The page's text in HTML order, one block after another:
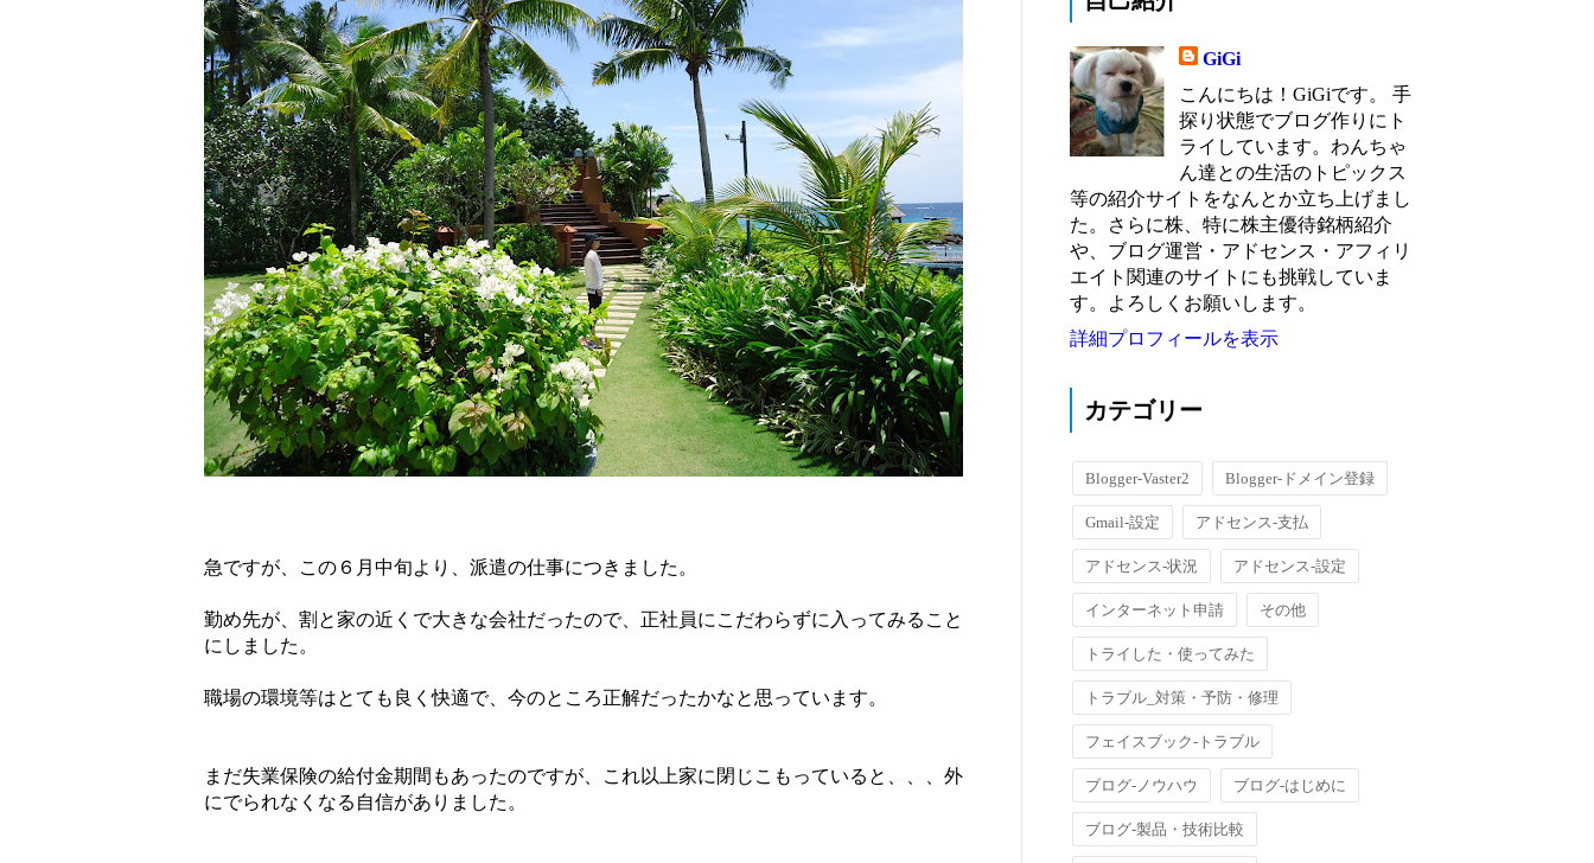
急ですが、この６月中旬より、派遣の仕事につきました。
勤め先が、割と家の近くで大きな会社だったので、正社員にこだわらずに入ってみること
にしました。
職場の環境等はとても良く快適で、今のところ正解だったかなと思っています。
まだ失業保険の給付金期間もあったのですが、これ以上家に閉じこもっていると、、、外
にでられなくなる自信がありました。
GiGi
こんにちは！GiGiです。 手
探り状態でブログ作りにト
ライしています。わんちゃ
ん達との生活のトピックス
等の紹介サイトをなんとか立ち上げまし
た。さらに株、特に株主優待銘柄紹介
や、ブログ運営・アドセンス・アフィリ
エイト関連のサイトにも挑戦していま
す。よろしくお願いします。
詳細プロフィールを表示
カテゴリー
Blogger-Vaster2 Blogger-ドメイン登録
Gmail-設定 アドセンス-支払
アドセンス-状況 アドセンス-設定
インターネット申請 その他
トライした・使ってみた
トラブル_対策・予防・修理
フェイスブック-トラブル
ブログ-ノウハウ ブログ-はじめに
ブログ-製品・技術比較